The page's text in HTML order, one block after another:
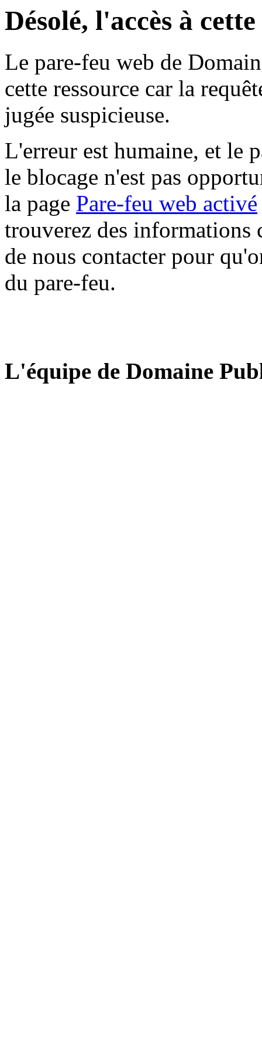
Désolé, l'accès à
Le pare-feu web de
cette ressource car la
jugée suspicieuse.
L'erreur est humaine, et le
le blocage n'est pas
la page Pare-feu web activé
trouverez des informations
de nous contacter pour
du pare-feu.
L'équipe de Domaine